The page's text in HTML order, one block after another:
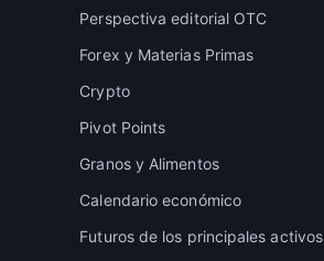
Perspectiva editorial OTC
Forex y Materias Primas
Crypto
Pivot Points
Granos y Alimentos
Calendario económico
Futuros de los principales activos